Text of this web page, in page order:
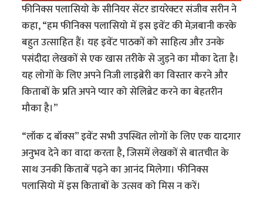
फीनिक्स पलासियो के सीनियर सेंटर डायरेक्टर संजीव सरीन ने
कहा, “हम फीनिक्स पलासियो में इस इवेंट की मेज़बानी करके
बहुत उत्साहित हैं। यह इवेंट पाठकों को साहित्य और उनके
पसंदीदा लेखकों से एक खास तरीके से जुड़ने का मौका देता है।
यह लोगों के लिए अपने निजी लाइब्रेरी का विस्तार करने और
किताबों के प्रति अपने प्यार को सेलिब्रेट करने का बेहतरीन
मौका है।”
“लॉक द बॉक्स” इवेंट सभी उपस्थित लोगों के लिए एक यादगार
अनुभव देने का वादा करता है, जिसमें लेखकों से बातचीत के
साथ उनकी किताबें पढ़ने का आनंद मिलेगा। फीनिक्स
पलासियो में इस किताबों के उत्सव को मिस न करें।